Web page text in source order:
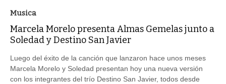
Marcela Morelo presenta Almas Gemelas junto a
Soledad y Destino San Javier
Luego del éxito de la canción que lanzaron hace unos meses
Marcela Morelo y Soledad presentan hoy una nueva versión
con los integrantes del trío Destino San Javier, todos desde
casa.